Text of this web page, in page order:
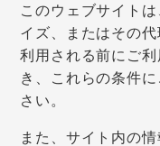
このウェブサイト
イズ、またはその
利用される前にご
き、これらの条件
さい。
また、サイト内の